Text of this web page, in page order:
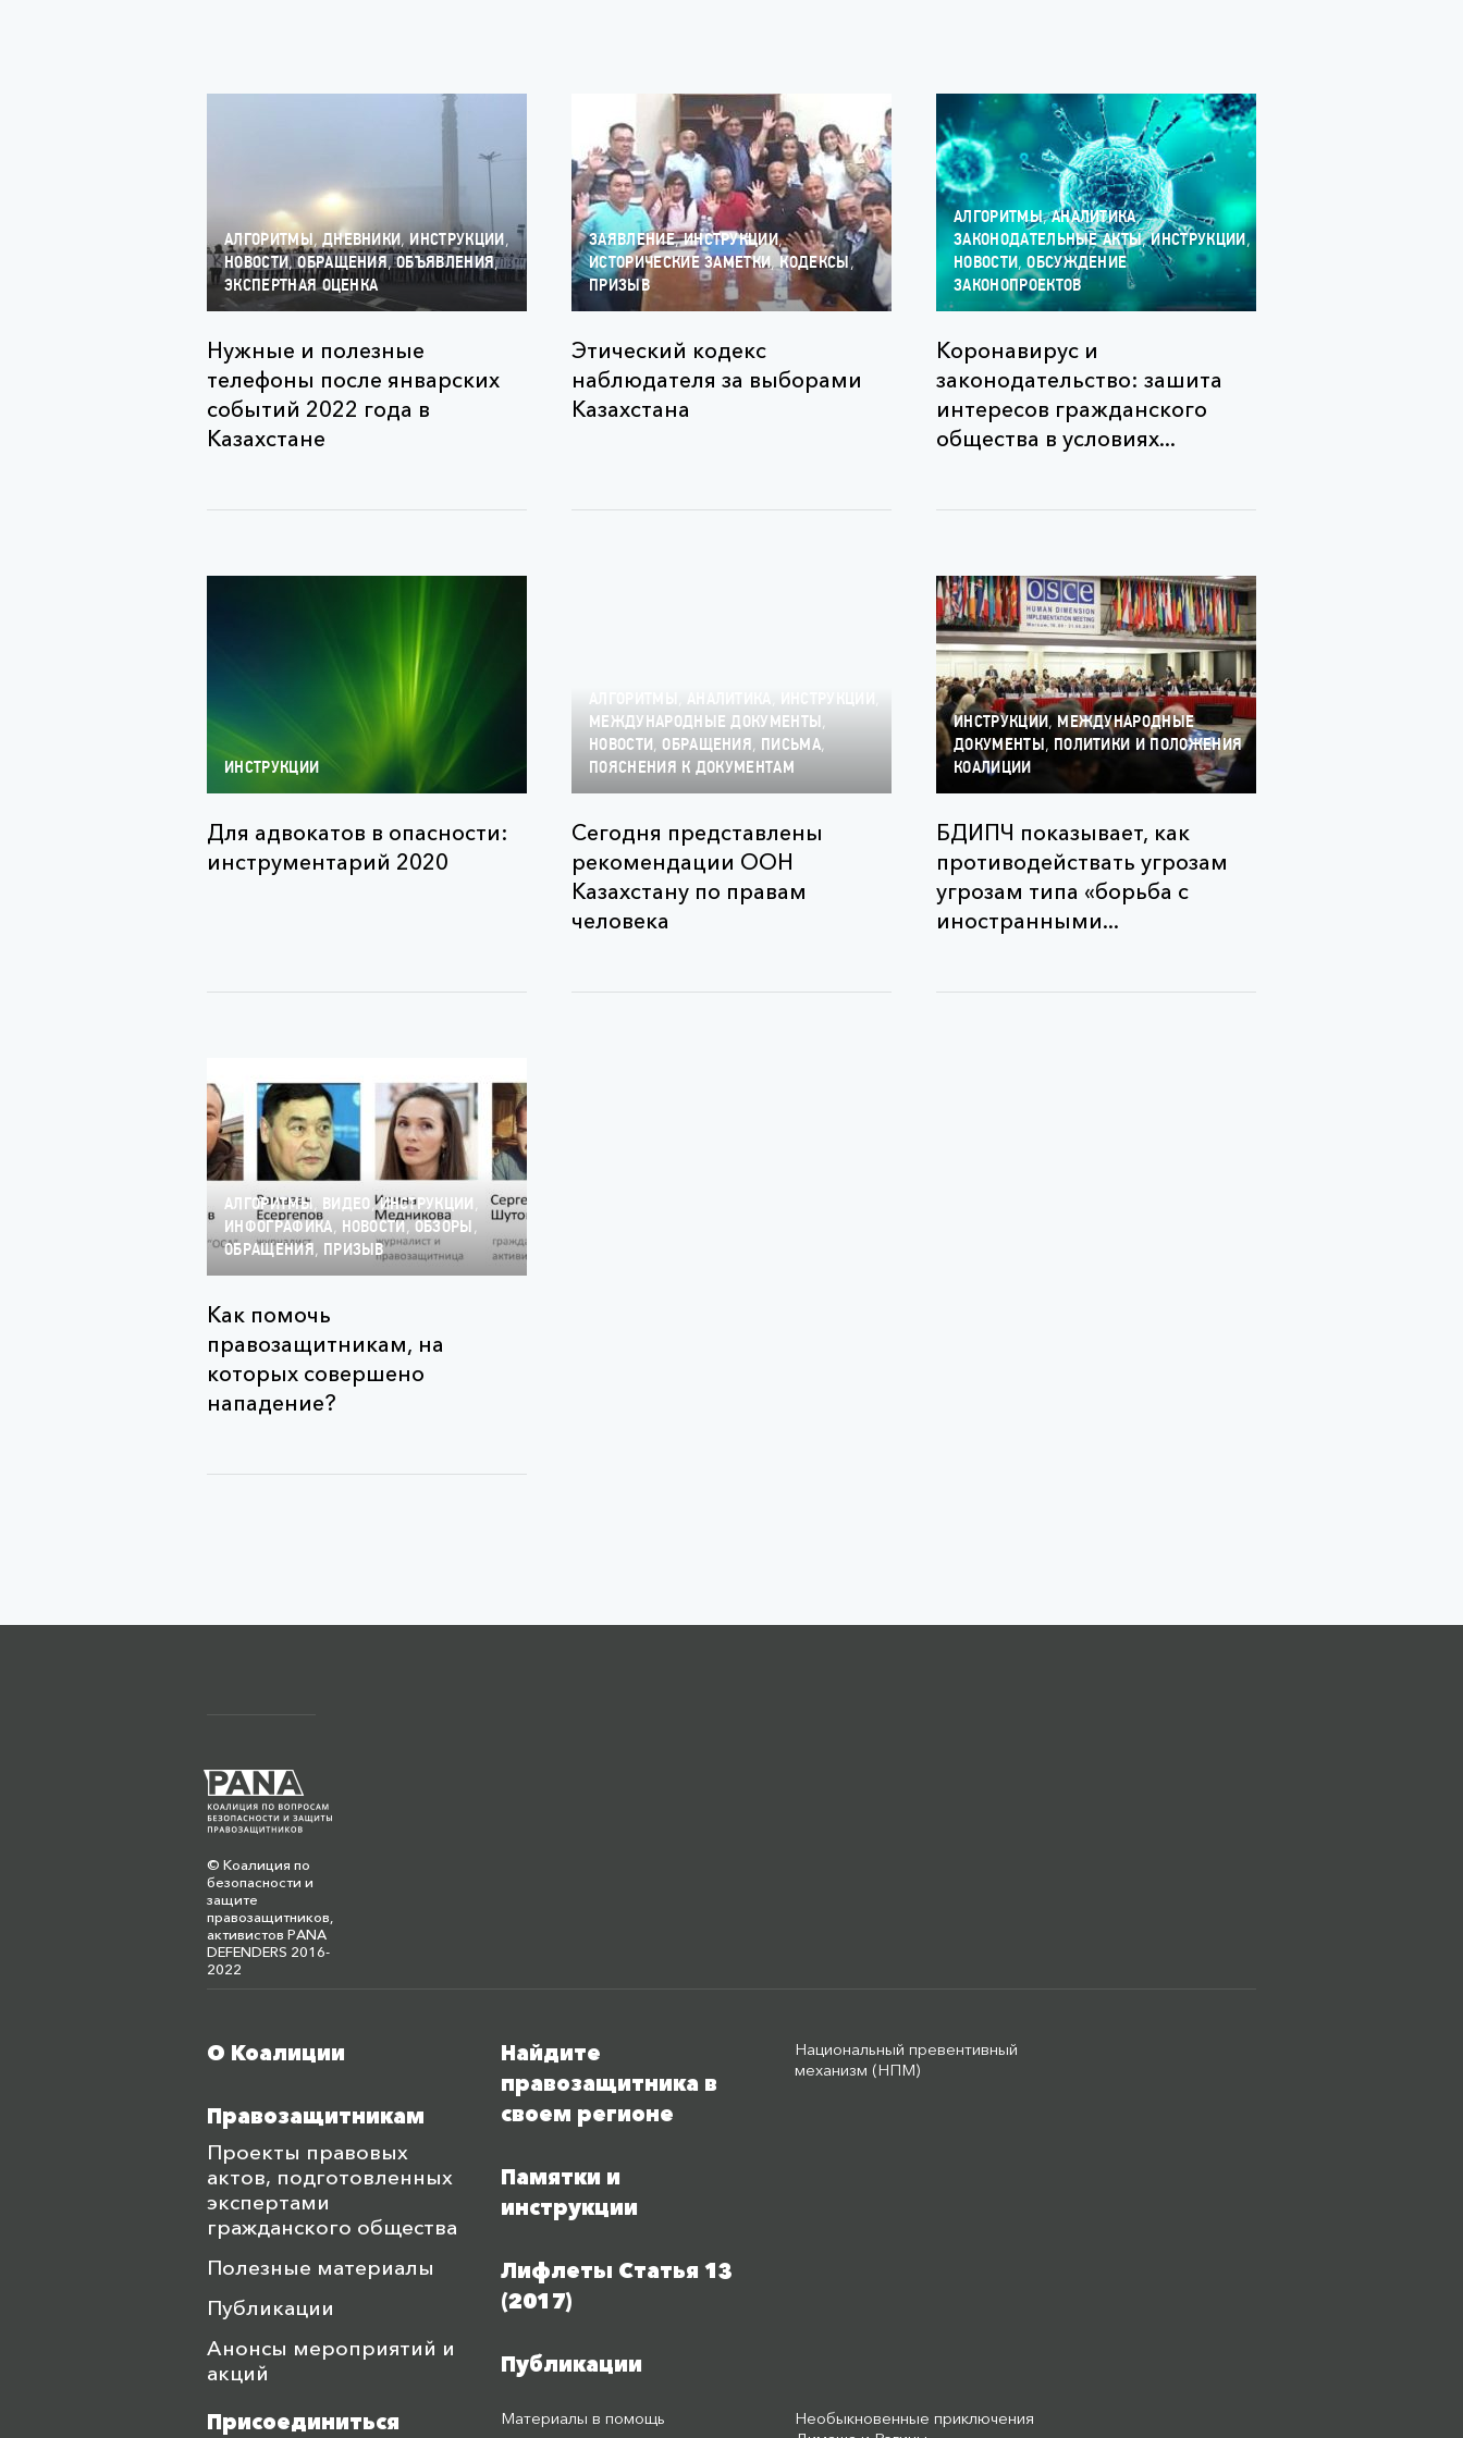
АЛГОРИТМЫ ,ДНЕВНИКИ,ИНСТРУКЦИИ,
НОВОСТИ,ОБРАЩЕНИЯ,ОБЪЯВЛЕНИЯ,
ЭКСПЕРТНАЯ ОЦЕНКА
Нужные и полезные
телефоны после январских
событий 2022 года в
Казахстане
ЗАЯВЛЕНИЕ,ИНСТРУКЦИИ,
ИСТОРИЧЕСКИЕ ЗАМЕТКИ,КОДЕКСЫ,
ПРИЗЫВ
Этический кодекс
наблюдателя за выборами
Казахстана
АЛГОРИТМЫ,АНАЛИТИКА,
ЗАКОНОДАТЕЛЬНЫЕ АКТЫ,ИНСТРУКЦИИ,
НОВОСТИ,ОБСУЖДЕНИЕ
ЗАКОНОПРОЕКТОВ
Коронавирус и
законодательство: зашита
интересов гражданского
общества в условиях...
ИНСТРУКЦИИ
Для адвокатов в опасности:
инструментарий 2020
АЛГОРИТМЫ АНАЛИТИКА ИНСТРУКЦИИ
МЕЖДУНАРОДНЫЕ ДОКУМЕНТЫ ,
НОВОСТИ,ОБРАЩЕНИЯ , ПИСЬМА,
ПОЯСНЕНИЯ К ДОКУМЕНТАМ
Сегодня представлены
рекомендации ООН
Казахстану по правам
человека
ИНСТРУКЦИИ, МЕЖДУНАРОДНЫЕ
ДОКУМЕНТЫ , ПОЛИТИКИ И ПОЛОЖЕНИЯ
КОАЛИЦИИ
БДИПЧ показывает, как
противодействать угрозам
угрозам типа «борьба с
иностранными...
АЛГОРИТМЫ ВИДЕО ,ИНСТРУКЦИИ
ИНФОГРАФИКА, НОВОСТИ,ОБЗОРЫ ,
ОБРАЩЕНИЯ , ПРИЗЫВ
Как помочь
правозащитникам, на
которых совершено
нападение?
© Коалиция по
безопасности и
защите
правозащитников,
активистов PANA
DEFENDERS 2016-
2022
Меню футера
О Коалиции
Правозащитникам
Проекты правовых
актов, подготовленных
экспертами
гражданского общества
Полезные материалы
Публикации
Анонсы мероприятий и
акций
Найдите
правозащитника в
своем регионе
Памятки и
инструкции
Лифлеты Статья 13
(2017)
Публикации
Национальный превентивный
механизм (НПМ)
Присоединиться Материалы в помощь
Необыкновенные приключения